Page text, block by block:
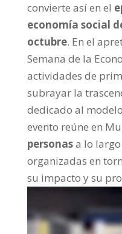
convierte así en el
economía social
octubre. En el
Semana de la
actividades de
subrayar la
dedicado al
evento reúne en
personasa lo largo
organizadas en
su impacto y su